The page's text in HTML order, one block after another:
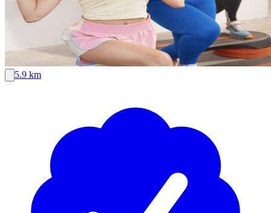
5.9 km